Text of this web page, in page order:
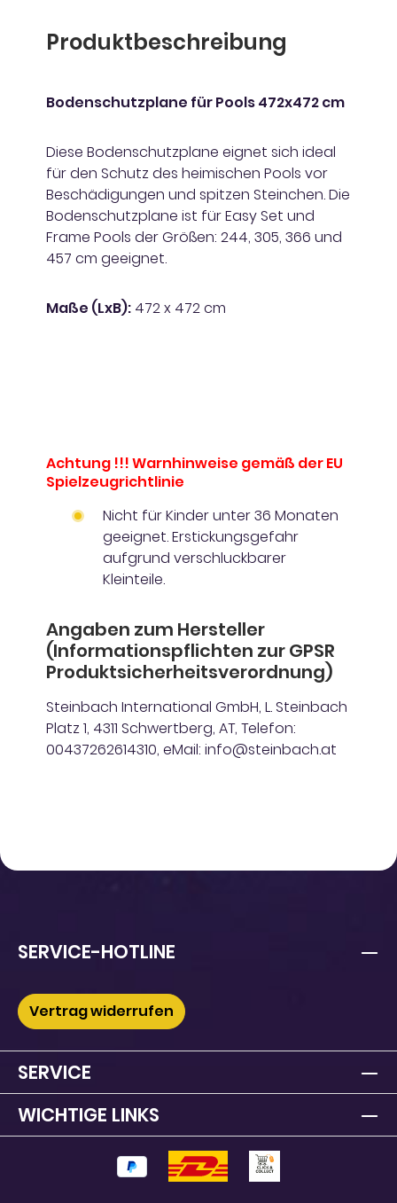
Produktbeschreibung
Bodenschutzplane für Pools 472x472 cm
Diese Bodenschutzplane eignet sich ideal
für den Schutz des heimischen Pools vor
Beschädigungen und spitzen Steinchen. Die
Bodenschutzplane ist für Easy Set und
Frame Pools der Größen: 244, 305, 366 und
457 cm geeignet.
Maße (LxB): 472 x 472 cm
Achtung !!! Warnhinweise gemäß der EU
Spielzeugrichtlinie
Nicht für Kinder unter 36 Monaten
geeignet. Erstickungsgefahr
aufgrund verschluckbarer
Kleinteile.
Angaben zum Hersteller
(Informationspflichten zur GPSR
Produktsicherheitsverordnung)
Steinbach International GmbH, L. Steinbach
Platz 1, 4311 Schwertberg, AT, Telefon:
00437262614310, eMail: info@steinbach.at
SERVICE-HOTLINE
Vertrag widerrufen
SERVICE
WICHTIGE LINKS